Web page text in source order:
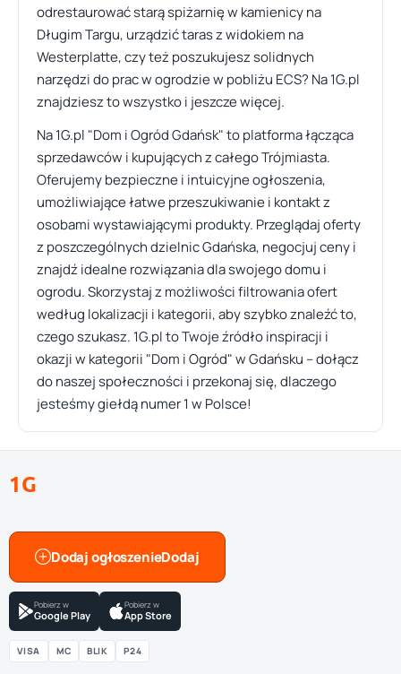
odrestaurować starą spiżarnię w kamienicy na
Długim Targu, urządzić taras z widokiem na
Westerplatte, czy też poszukujesz solidnych
narzędzi do prac w ogrodzie w pobliżu ECS? Na 1G.pl
znajdziesz to wszystko i jeszcze więcej.
Na 1G.pl "Dom i Ogród Gdańsk" to platforma łącząca
sprzedawców i kupujących z całego Trójmiasta.
Oferujemy bezpieczne i intuicyjne ogłoszenia,
umożliwiające łatwe przeszukiwanie i kontakt z
osobami wystawiającymi produkty. Przeglądaj oferty
z poszczególnych dzielnic Gdańska, negocjuj ceny i
znajdź idealne rozwiązania dla swojego domu i
ogrodu. Skorzystaj z możliwości filtrowania ofert
według lokalizacji i kategorii, aby szybko znaleźć to,
czego szukasz. 1G.pl to Twoje źródło inspiracji i
okazji w kategorii "Dom i Ogród" w Gdańsku – dołącz
do naszej społeczności i przekonaj się, dlaczego
jesteśmy giełdą numer 1 w Polsce!
1G
Dodaj ogłoszenie
Pobierz w
Google Play
Pobierz w
App Store
VISA MC BLIK P24